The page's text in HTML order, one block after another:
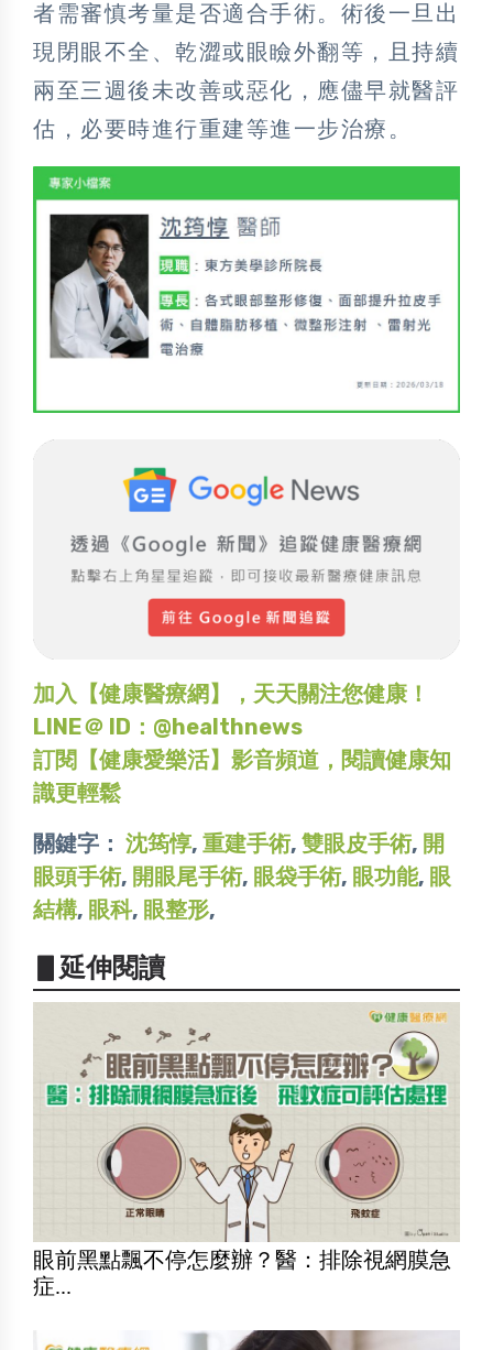
者需審慎考量是否適合手術。術後一旦出
現閉眼不全、乾澀或眼瞼外翻等，且持續
兩至三週後未改善或惡化，應儘早就醫評
估，必要時進行重建等進一步治療。
加入【健康醫療網】，天天關注您健康！
LINE＠ ID：@healthnews
訂閱【健康愛樂活】影音頻道，閱讀健康知
識更輕鬆
關鍵字： 沈筠惇, 重建手術, 雙眼皮手術, 開
眼頭手術, 開眼尾手術, 眼袋手術, 眼功能, 眼
結構, 眼科, 眼整形,
▋延伸閱讀
眼前黑點飄不停怎麼辦？醫：排除視網膜急
症...